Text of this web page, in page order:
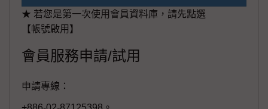
★ 若您是第一次使用會員資料庫，請先點選
【帳號啟用】
會員服務申請/試用
申請專線：